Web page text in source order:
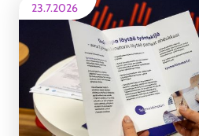
23.7.2026